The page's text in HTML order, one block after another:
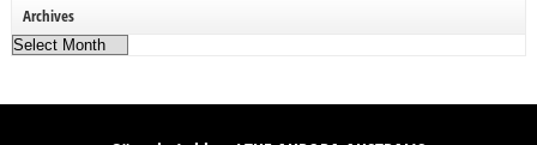
Archives
Archives